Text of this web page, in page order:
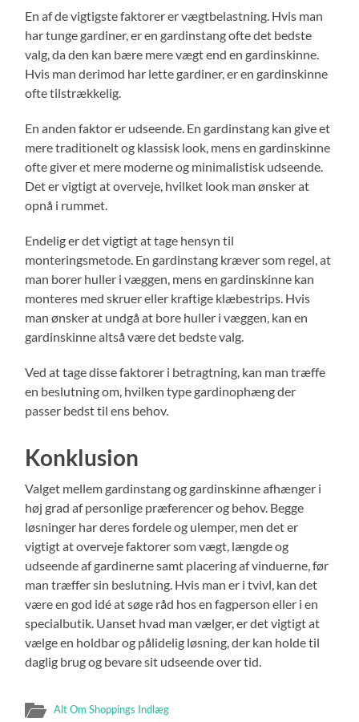
En af de vigtigste faktorer er vægtbelastning. Hvis man
har tunge gardiner, er en gardinstang ofte det bedste
valg, da den kan bære mere vægt end en gardinskinne.
Hvis man derimod har lette gardiner, er en gardinskinne
ofte tilstrækkelig.
En anden faktor er udseende. En gardinstang kan give et
mere traditionelt og klassisk look, mens en gardinskinne
ofte giver et mere moderne og minimalistisk udseende.
Det er vigtigt at overveje, hvilket look man ønsker at
opnå i rummet.
Endelig er det vigtigt at tage hensyn til
monteringsmetode. En gardinstang kræver som regel, at
man borer huller i væggen, mens en gardinskinne kan
monteres med skruer eller kraftige klæbestrips. Hvis
man ønsker at undgå at bore huller i væggen, kan en
gardinskinne altså være det bedste valg.
Ved at tage disse faktorer i betragtning, kan man træffe
en beslutning om, hvilken type gardinophæng der
passer bedst til ens behov.
Konklusion
Valget mellem gardinstang og gardinskinne afhænger i
høj grad af personlige præferencer og behov. Begge
løsninger har deres fordele og ulemper, men det er
vigtigt at overveje faktorer som vægt, længde og
udseende af gardinerne samt placering af vinduerne, før
man træffer sin beslutning. Hvis man er i tvivl, kan det
være en god idé at søge råd hos en fagperson eller i en
specialbutik. Uanset hvad man vælger, er det vigtigt at
vælge en holdbar og pålidelig løsning, der kan holde til
daglig brug og bevare sit udseende over tid.
Alt Om Shoppings Indlæg